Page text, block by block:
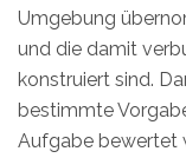
Umgebung
und die damit
konstruiert sind.
bestimmte
Aufgabe bewertet